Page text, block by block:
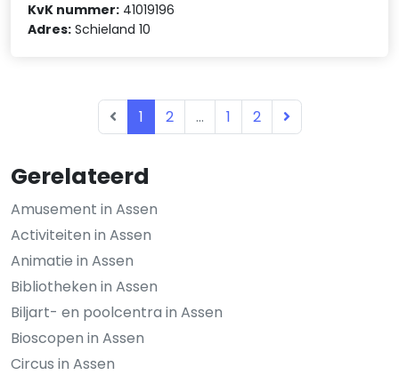
Gerelateerd
Amusement in Assen
Activiteiten in Assen
Animatie in Assen
Bibliotheken in Assen
Biljart- en poolcentra in Assen
Bioscopen in Assen
Circus in Assen
KvK nummer: 41019196
Adres: Schieland 10
1 2 ... 1 2